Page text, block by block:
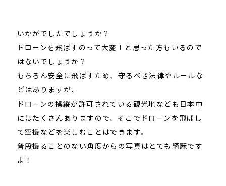
いかがでしたでしょうか？
ドローンを飛ばすのって大変！と思った方もいるので
はないでしょうか？
もちろん安全に飛ばすため、守るべき法律やルールな
どはありますが、
ドローンの操縦が許可されている観光地なども日本中
にはたくさんありますので、そこでドローンを飛ばし
て空撮などを楽しむことはできます。
普段撮ることのない角度からの写真はとても綺麗です
よ！